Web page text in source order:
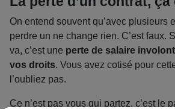
On entend souvent qu’avec plusieurs
perdre un ne change rien. C’est faux.
va, c’est une perte de salaire
vos droits. Vous avez cotisé pour
l’oubliez pas.
Ce n’est pas vous qui partez, c’est le